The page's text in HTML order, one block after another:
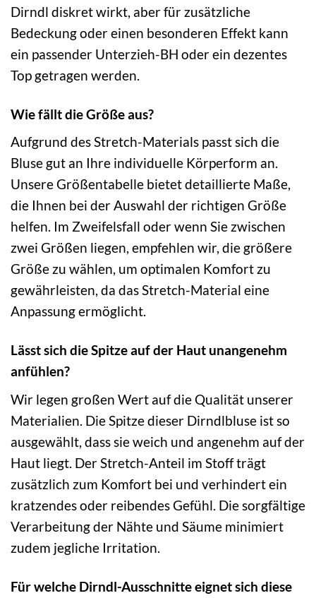
Dirndl diskret wirkt, aber für zusätzliche
Bedeckung oder einen besonderen Effekt kann
ein passender Unterzieh-BH oder ein dezentes
Top getragen werden.
Wie fällt die Größe aus?
Aufgrund des Stretch-Materials passt sich die
Bluse gut an Ihre individuelle Körperform an.
Unsere Größentabelle bietet detaillierte Maße,
die Ihnen bei der Auswahl der richtigen Größe
helfen. Im Zweifelsfall oder wenn Sie zwischen
zwei Größen liegen, empfehlen wir, die größere
Größe zu wählen, um optimalen Komfort zu
gewährleisten, da das Stretch-Material eine
Anpassung ermöglicht.
Lässt sich die Spitze auf der Haut unangenehm
anfühlen?
Wir legen großen Wert auf die Qualität unserer
Materialien. Die Spitze dieser Dirndlbluse ist so
ausgewählt, dass sie weich und angenehm auf der
Haut liegt. Der Stretch-Anteil im Stoff trägt
zusätzlich zum Komfort bei und verhindert ein
kratzendes oder reibendes Gefühl. Die sorgfältige
Verarbeitung der Nähte und Säume minimiert
zudem jegliche Irritation.
Für welche Dirndl-Ausschnitte eignet sich diese